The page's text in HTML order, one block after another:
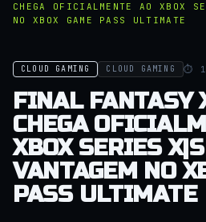
CHEGA OFICIALMENTE AO XBOX
NO XBOX GAME PASS ULTIMATE
CLOUD GAMING CLOUD GAMING ⏱ 1
FINAL FANTASY
CHEGA
XBOX SERIES
VANTAGEM NO
PASS ULTIMATE